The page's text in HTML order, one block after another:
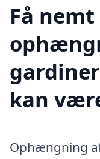
Få
kan
Ophængning